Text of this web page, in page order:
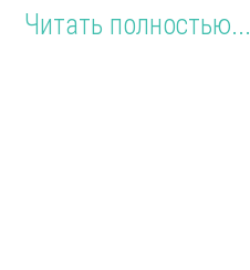
Читать полностью...